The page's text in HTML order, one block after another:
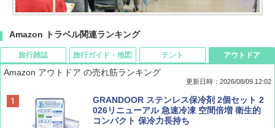
Amazon トラベル関連ランキング
旅行雑誌
BE-PAL(ビ-パル) 2026年 9 月号【特別付録:
SOTO ミニマル"旅"財布 ランダム2種】
旅行ガイド・地図
地球の歩き方 スター・ウォーズ
￥2,695
テント
[キャンパーズコレクション 山善] ポップアッ
プテント 傘みたいに広げて畳める パッとサ
ッとサンシェード キューブ フルクローズ メ
アウトドア
Amazon アウトドア の売れ筋ランキング
更新日時：2026/08/09 12:02
GRANDOOR ステンレス保冷剤 2個セット 2
026リニューアル 急速冷凍 空間倍増 衛生的
コンパクト 保冷力長持ち